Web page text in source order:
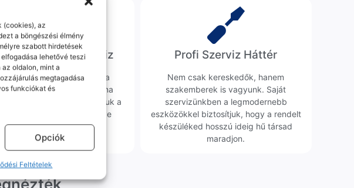
(cookies), az
a böngészési élmény
szabott hirdetések
lehetővé teszi
oldalon, mint a
megtagadása
funkciókat és
Opciók
Feltételek
Futár & Szerviz
laksz, mi megyünk a
Garanciális probléma
küldjük a futárt, bevizsgáljuk a
és javítva vagy cserélve
vissza – neked ez 0 Ft
költséggel jár.
Profi Szerviz Háttér
Nem csak kereskedők, hanem
szakemberek is vagyunk. Saját
szervizünkben a legmodernebb
eszközökkel biztosítjuk, hogy a rendelt
készüléked hosszú ideig hű társad
maradjon.